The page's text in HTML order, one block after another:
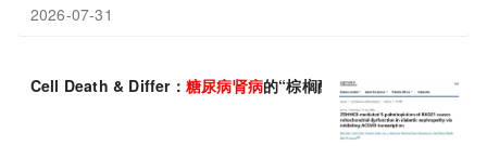
2026-07-31
Cell Death & Differ： 糖尿病肾病的“棕榈酰化陷阱”，中南大学